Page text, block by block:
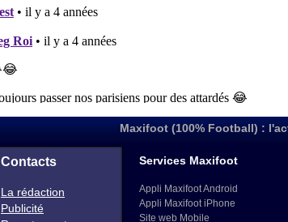
Maxifoot (100% Football) :
Contacts
La rédaction
Publicité
Services Maxifoot
Appli Maxifoot Android
Appli Maxifoot iPhone
Site web Mobile